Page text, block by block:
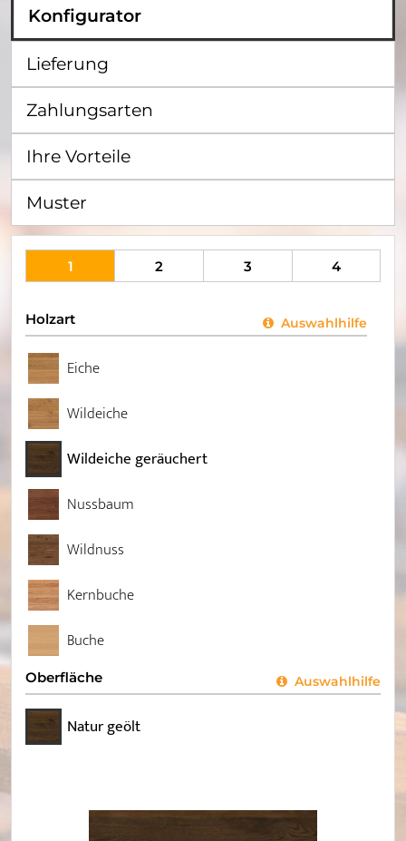
Konfigurator
Lieferung
Zahlungsarten
Ihre Vorteile
Muster
1 2 3 4
Holzart Auswahlhilfe
Eiche
Wildeiche
Wildeiche geräuchert
Nussbaum
Wildnuss
Kernbuche
Buche
Oberfläche Auswahlhilfe
Natur geölt